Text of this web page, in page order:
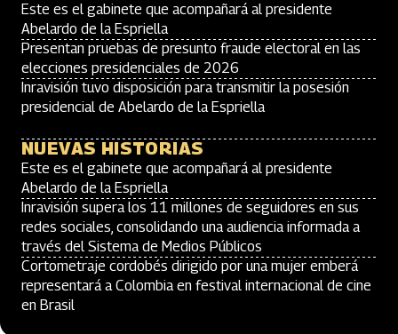
Este es el gabinete que acompañará al presidente
Abelardo de la Espriella
Presentan pruebas de presunto fraude electoral en las
elecciones presidenciales de 2026
Inravisión tuvo disposición para transmitir la posesión
presidencial de Abelardo de la Espriella
NUEVAS HISTORIAS
Este es el gabinete que acompañará al presidente
Abelardo de la Espriella
Inravisión supera los 11 millones de seguidores en sus
redes sociales, consolidando una audiencia informada a
través del Sistema de Medios Públicos
Cortometraje cordobés dirigido por una mujer emberá
representará a Colombia en festival internacional de cine
en Brasil